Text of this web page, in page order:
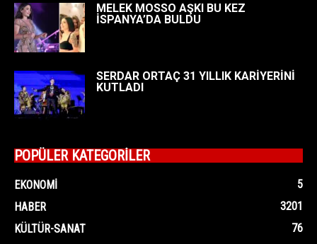
MELEK MOSSO AŞKI BU KEZ
İSPANYA’DA BULDU
SERDAR ORTAÇ 31 YILLIK KARİYERİNİ
KUTLADI
POPÜLER KATEGORİLER
EKONOMI
5
HABER
3201
KÜLTÜR-SANAT
76